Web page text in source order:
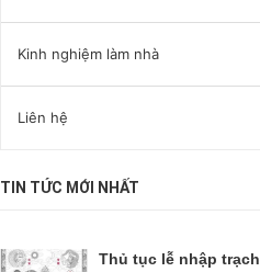
Kinh nghiệm làm nhà
Liên hệ
TIN TỨC MỚI NHẤT
Thủ tục lễ nhập trạch